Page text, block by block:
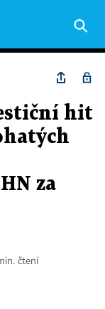
hit
za
čtení